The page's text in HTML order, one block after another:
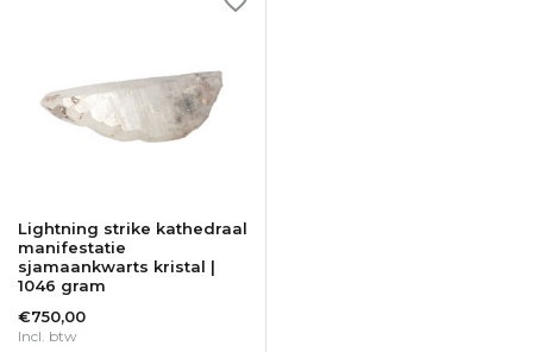
Lightning strike kathedraal
manifestatie
sjamaankwarts kristal |
1046 gram
€750,00
Incl. btw